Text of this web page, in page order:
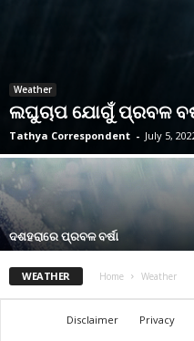
Weather
ଲଘୁଚାପ ଯୋଗୁଁ ପ୍ରବଳ
Tathya Correspondent - July 5,
ଦଶହରାରେ ପ୍ରବଳ ବର୍ଷା
WEATHER Home Weather
Disclaimer Privacy